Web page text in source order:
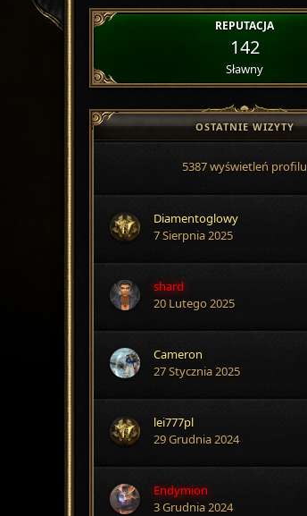
REPUTACJA
142
Sławny
OSTATNIE WIZYTY
5387 wyświetleń profilu
Diamentoglowy
7 Sierpnia 2025
shard
20 Lutego 2025
Cameron
27 Stycznia 2025
lei777pl
29 Grudnia 2024
Endymion
3 Grudnia 2024